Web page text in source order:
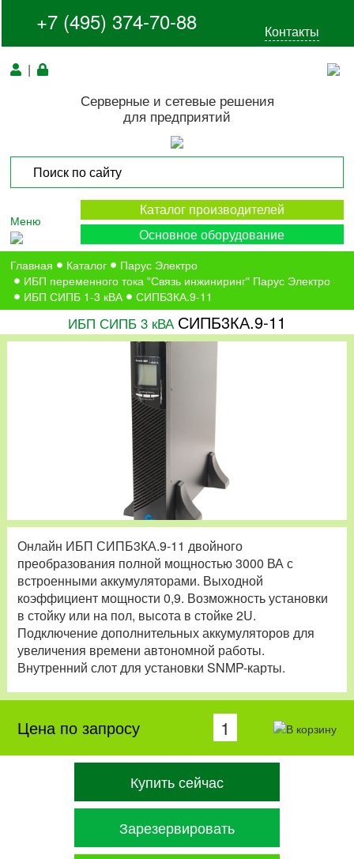
+7 (495) 374-70-88 Контакты
|
Серверные и сетевые решения
для предприятий
Меню
Каталог производителей
Основное оборудование
Главная Каталог
Парус Электро
ИБП переменного тока "Связь инжиниринг" Парус Электро
ИБП СИПБ 1-3 кВА
СИПБ3КА.9-11
ИБП СИПБ 3 кВА СИПБ3КА.9-11
Онлайн ИБП СИПБ3КА.9-11 двойного
преобразования полной мощностью 3000 ВА с
встроенными аккумуляторами. Выходной
коэффициент мощности 0,9. Возможность установки
в стойку или на пол, высота в стойке 2U.
Подключение дополнительных аккумуляторов для
увеличения времени автономной работы.
Внутренний слот для установки SNMP-карты.
Цена по запросу
Купить сейчас
Зарезервировать